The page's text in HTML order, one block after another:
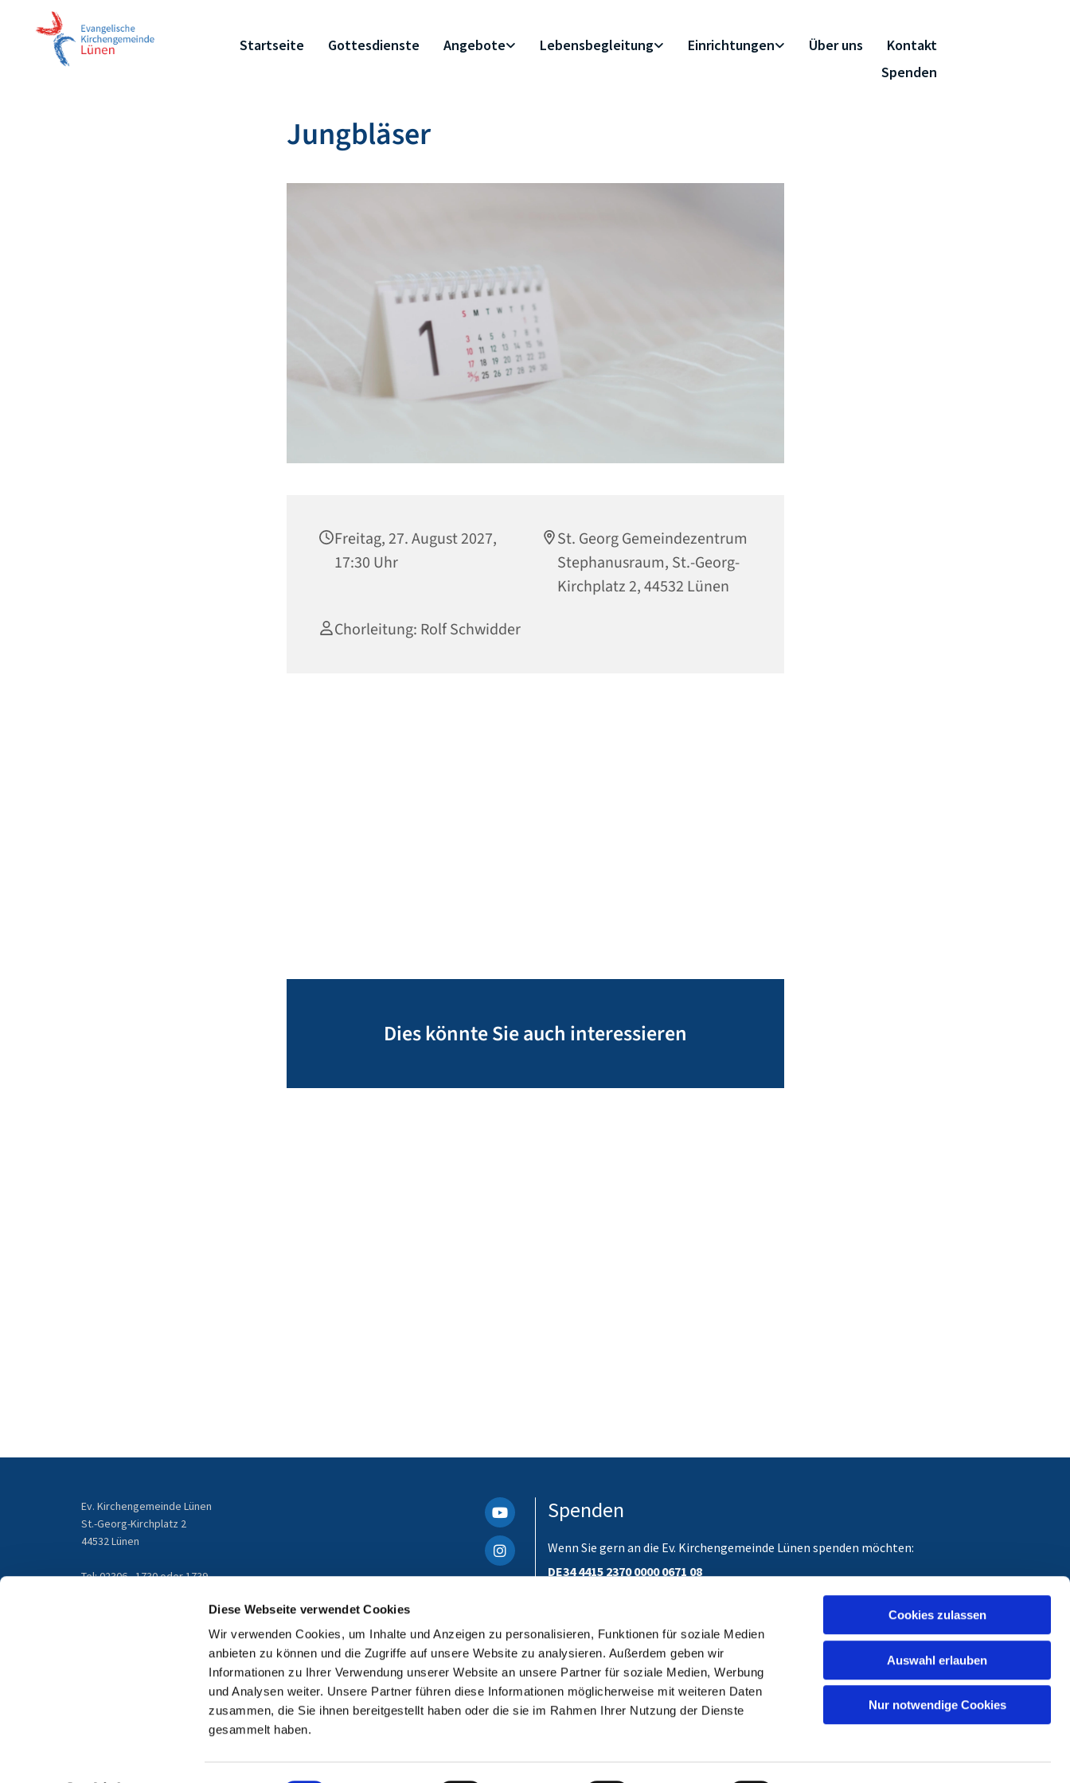
Diese Webseite verwendet Cookies
Wir verwenden Cookies, um Inhalte und Anzeigen zu personalisieren, Funktionen für soziale Medien
anbieten zu können und die Zugriffe auf unsere Website zu analysieren. Außerdem geben wir
Informationen zu Ihrer Verwendung unserer Website an unsere Partner für soziale Medien, Werbung
und Analysen weiter. Unsere Partner führen diese Informationen möglicherweise mit weiteren Daten
zusammen, die Sie ihnen bereitgestellt haben oder die sie im Rahmen Ihrer Nutzung der Dienste
gesammelt haben.
Cookies zulassen
Auswahl erlauben
Nur notwendige Cookies
Startseite Gottesdienste Angebote Lebensbegleitung Einrichtungen Über uns
Kontakt
Spenden
Jungbläser
Freitag, 27. August 2027,
17:30 Uhr
St. Georg Gemeindezentrum
Stephanusraum, St.-Georg-
Kirchplatz 2, 44532 Lünen
Chorleitung: Rolf Schwidder
Dies könnte Sie auch interessieren
Ev. Kirchengemeinde Lünen
St.-Georg-Kirchplatz 2
44532 Lünen
Tel: 02306 - 1730 oder 1739
Spenden
Wenn Sie gern an die Ev. Kirchengemeinde Lünen spenden möchten:
DE34 4415 2370 0000 0671 08
Bitte unbedingt einen Verwendungszweck angeben, für den Ihre Spende gedacht